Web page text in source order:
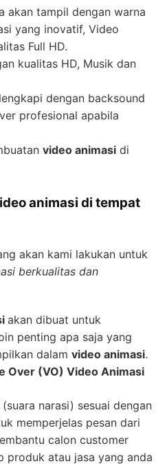
akan tampil dengan warna
yang inovatif, Video
Full HD.
kualitas HD, Musik dan
dengan backsound
profesional apabila
video animasi di
animasi di tempat
akan kami lakukan untuk
berkualitas dan
akan dibuat untuk
penting apa saja yang
dalam video animasi.
Over (VO) Video Animasi
narasi) sesuai dengan
memperjelas pesan dari
calon customer
produk atau jasa yang anda